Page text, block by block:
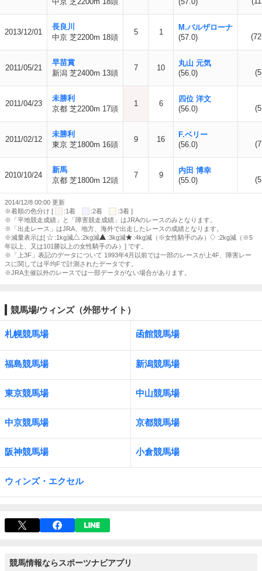
2013/12/01
長良川
中京 芝2200m 18頭
5 1
M.バルザローナ
(57.0)
2011/05/21
早苗賞
新潟 芝2400m 13頭
7 10
丸山 元気
(56.0)
2011/04/23
未勝利
京都 芝2200m 17頭
1 6
四位 洋文
(56.0)
2011/02/12
未勝利
東京 芝1800m 16頭
9 16
F.ベリー
(56.0)
2010/10/24
新馬
京都 芝1800m 12頭
7 9
内田 博幸
(55.0)
2014/12/8 00:00 更新
※着順の色分け [
:1着 :2着
:3着 ]
※「平地競走成績」と「障害競走成績」はJRAのレースのみとなります。
※「出走レース」はJRA、地方、海外で出走したレースの成績となります。
※減量表示は[
:1kg減 :2kg減 :3kg減 :4kg減（※女性騎手のみ）
:2kg減（※5
年以上、又は101勝以上の女性騎手のみ）] です。
※「上3F」表記のデータについて 1993年4月以前では一部のレースが上4F、障害レー
スに関しては平均Fで計測されたデータです。
※JRA主催以外のレースでは一部データがない場合があります。
競馬場/ウィンズ（外部サイト）
札幌競馬場 函館競馬場
福島競馬場 新潟競馬場
東京競馬場 中山競馬場
中京競馬場 京都競馬場
阪神競馬場 小倉競馬場
ウィンズ・エクセル
競馬情報ならスポーツナビアプリ